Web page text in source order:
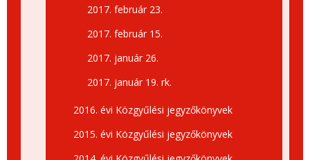
2017. február 23.
2017. február 15.
2017. január 26.
2017. január 19. rk.
2016. évi Közgyűlési jegyzőkönyvek
2015. évi Közgyűlési jegyzőkönyvek